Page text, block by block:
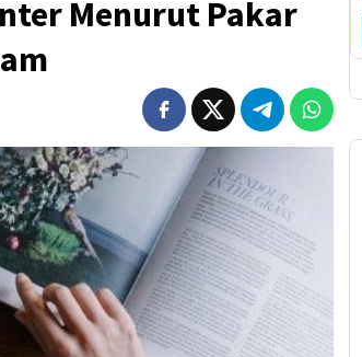
Menurut Pakar